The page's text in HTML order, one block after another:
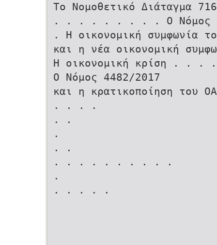
Το Νομοθετικό Διάταγμα
. . . . . . . . . Ο Νόμος
. Η οικονομική συμφωνία
και η νέα οικονομική
Η οικονομική κρίση .
Ο Νόμος 4482/2017
και η κρατικοποίηση του
. . . .
. .
.
. .
. . . . . . . . . .
.
. . . . .